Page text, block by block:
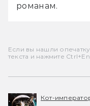
романам.
Если вы нашли
текста и нажмите
Кот-